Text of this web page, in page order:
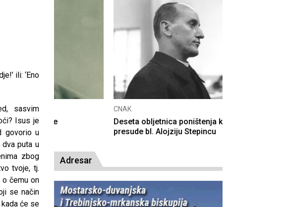
ili: ‘Eno
sasvim
Isus je
govorio u
puta u
zbog
tvoje, tj.
o čemu on
se način
će se
Deseta obljetnica poništenja komunističke
presude bl. Alojziju Stepincu
Adresar